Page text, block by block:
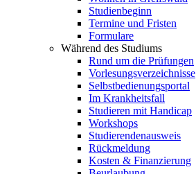
Studienbeginn
Termine und Fristen
Formulare
Während des Studiums
Rund um die Prüfungen
Vorlesungsverzeichnisse
Selbstbedienungsportal
Im Krankheitsfall
Studieren mit Handicap
Workshops
Studierendenausweis
Rückmeldung
Kosten & Finanzierung